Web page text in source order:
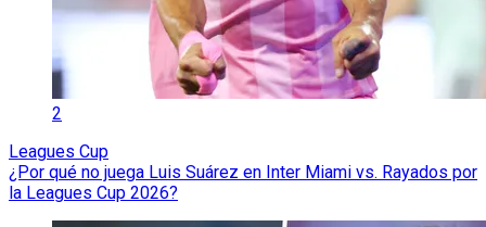
2
Leagues Cup
¿Por qué no juega Luis Suárez en Inter Miami vs. Rayados por
la Leagues Cup 2026?